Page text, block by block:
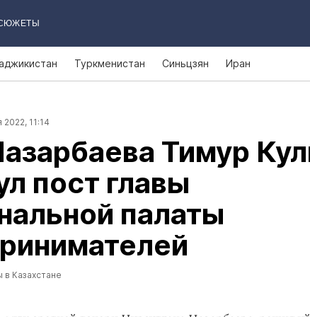
Туркменистан Синьцзян Иран
2022, 11:14
Тимур
пост главы
палаты
Казахстане